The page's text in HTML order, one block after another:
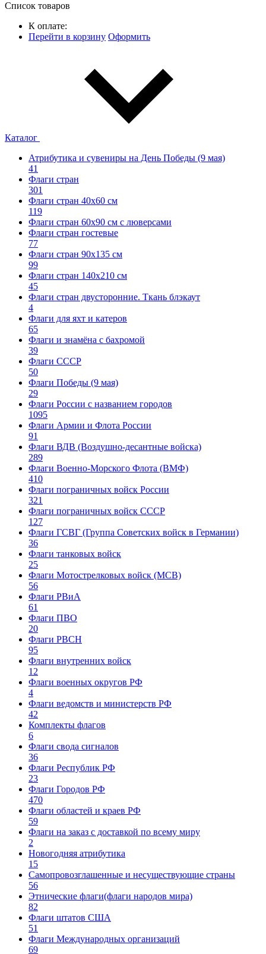
Список товаров
К оплате:
Перейти в корзину Оформить
Каталог
Атрибутика и сувениры на День Победы (9 мая)
41
Флаги стран
301
Флаги стран 40х60 см
119
Флаги стран 60x90 см с люверсами
Флаги стран гостевые
77
Флаги стран 90х135 см
99
Флаги стран 140х210 см
45
Флаги стран двусторонние. Ткань блэкаут
4
Флаги для яхт и катеров
65
Флаги и знамёна с бахромой
39
Флаги СССР
50
Флаги Победы (9 мая)
29
Флаги России с названием городов
1095
Флаги Армии и Флота России
91
Флаги ВДВ (Воздушно-десантные войска)
289
Флаги Военно-Морского Флота (ВМФ)
410
Флаги пограничных войск России
321
Флаги пограничных войск СССР
127
Флаги ГСВГ (Группа Советских войск в Германии)
36
Флаги танковых войск
25
Флаги Мотострелковых войск (МСВ)
56
Флаги РВиА
61
Флаги ПВО
20
Флаги РВСН
95
Флаги внутренних войск
12
Флаги военных округов РФ
4
Флаги ведомств и министерств РФ
42
Комплекты флагов
6
Флаги свода сигналов
36
Флаги Республик РФ
23
Флаги Городов РФ
470
Флаги областей и краев РФ
59
Флаги на заказ с доставкой по всему миру
2
Новогодняя атрибутика
15
Самопровозглашенные и несуществующие страны
56
Этнические флаги(флаги народов мира)
82
Флаги штатов США
51
Флаги Международных организаций
69